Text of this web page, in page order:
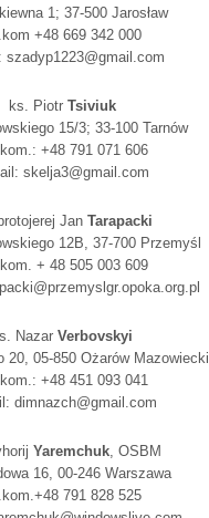
1; 37-500 Jarosław
+48 669 342 000
szadyp1223@gmail.com
ks. Piotr Tsiviuk
15/3; 33-100 Tarnów
+48 791 071 606
skelja3@gmail.com
Jan Tarapacki
12B, 37-700 Przemyśl
+ 48 505 003 609
Nazar Verbovskyi
20, 05-850 Ożarów Mazowiecki
+48 451 093 041
dimnazch@gmail.com
Yaremchuk, OSBM
16, 00-246 Warszawa
791 828 525